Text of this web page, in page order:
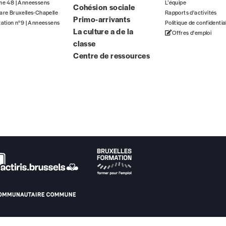
commandez au numéro.
papier ou numérique.
IBAN BE34 0010 7305 2190
moment, même après avoir reçu plusieurs numéros. Ce
Par numéro
48 | Anneessens
Bruxelles-Chapelle
n°9 | Anneessens
Cohésion sociale
Primo-arrivants
La culture a de la
classe
Centre de ressources
L’équipe
Rapports d'activités
Politique de
Offres d'emploi